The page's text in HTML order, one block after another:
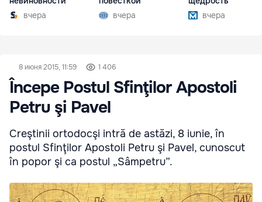
вчера
вчера
вчера
8 июня 2015, 11:59 1 406
Începe Postul Sfinţilor Apostoli
Petru şi Pavel
Creştinii ortodocşi intră de astăzi, 8 iunie, în
postul Sfinţilor Apostoli Petru şi Pavel, cunoscut
în popor şi ca postul „Sâmpetru”.